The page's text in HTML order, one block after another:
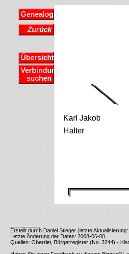
Genealogie
Zurück
Übersicht
Verbindung
suchen
Karl Jakob
Halter
Erstellt durch Daniel Stieger (letzte
Letzte Änderung der Daten: 2008-06-08
Quellen: Oberriet, Bürgerregister (No. 3244) -